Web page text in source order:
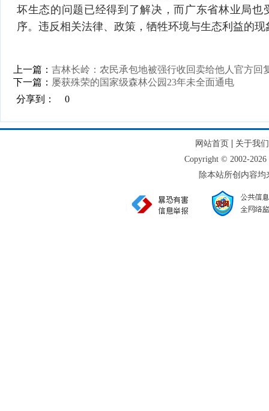
坏生态的问题已经得到了解决，而广东省林业局
序。违反相关法律、政策，牺牲环境与生态利益的
上一篇： 吉林长岭：农民承包地被强行收回卖给他人官方回
下一篇： 屡获殊荣的国家级森林公园23年未全面通电
分享到：
0
网站首页| 关于我们
Copyright © 2002-
除本站所创内容